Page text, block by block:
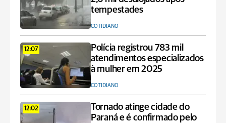
tempestades
COTIDIANO
12:07
Polícia registrou 783 mil
atendimentos especializados
à mulher em 2025
COTIDIANO
12:02
Tornado atinge cidade do
Paraná e é confirmado pelo